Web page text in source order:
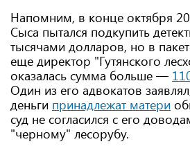
Напомним, в конце октября
Сыса пытался подкупить
тысячами долларов, но в
еще директор "Гутянского
оказалась сумма больше —
Один из его адвокатов
деньги принадлежат матери
суд не согласился с его
"черному" лесорубу.